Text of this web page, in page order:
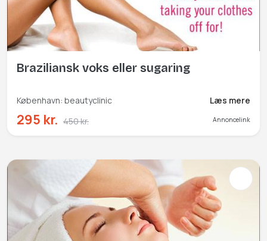
Braziliansk voks eller sugaring
København: beautyclinic Læs mere
295 kr. 450 kr. Annoncelink